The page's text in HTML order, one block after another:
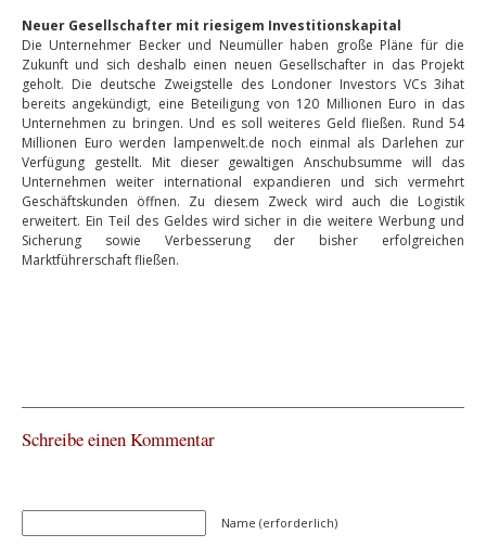
Neuer Gesellschafter mit riesigem Investitionskapital
Die Unternehmer Becker und Neumüller haben große Pläne für die
Zukunft und sich deshalb einen neuen Gesellschafter in das Projekt
geholt. Die deutsche Zweigstelle des Londoner Investors VCs 3ihat
bereits angekündigt, eine Beteiligung von 120 Millionen Euro in das
Unternehmen zu bringen. Und es soll weiteres Geld fließen. Rund 54
Millionen Euro werden lampenwelt.de noch einmal als Darlehen zur
Verfügung gestellt. Mit dieser gewaltigen Anschubsumme will das
Unternehmen weiter international expandieren und sich vermehrt
Geschäftskunden öffnen. Zu diesem Zweck wird auch die Logistik
erweitert. Ein Teil des Geldes wird sicher in die weitere Werbung und
Sicherung sowie Verbesserung der bisher erfolgreichen
Marktführerschaft fließen.
Schreibe einen Kommentar
Name (erforderlich)